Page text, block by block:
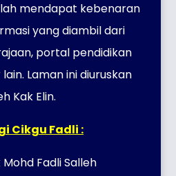
mendapat kebenaran
yang diambil dari
portal pendidikan
Laman ini diuruskan
Kak Elin.
Cikgu Fadli :
Fadli Salleh